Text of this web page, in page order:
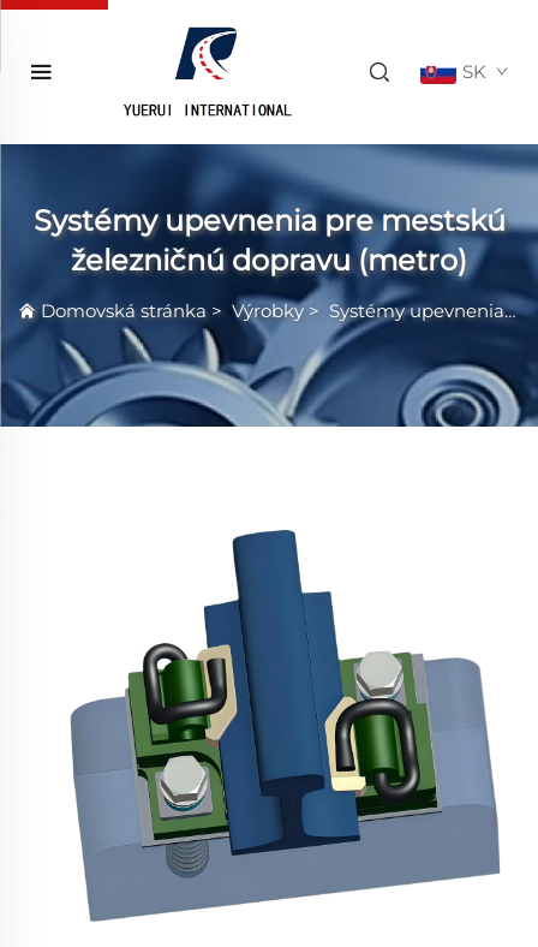
SK
Systémy upevnenia pre mestskú
železničnú dopravu (metro)
Domovská stránka > Výrobky > Systémy upevnenia pre mestskú železničnú dopravu (metro)